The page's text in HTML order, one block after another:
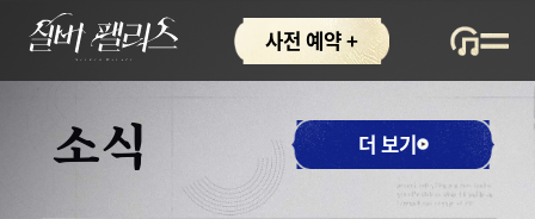
사전 예약 +
소식 더 보기